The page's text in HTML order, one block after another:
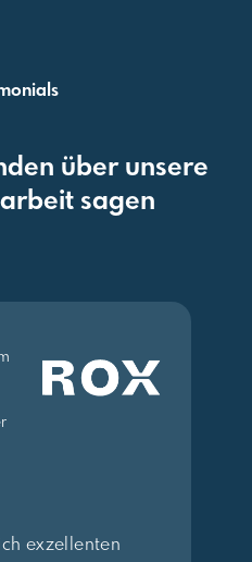
über unsere
sagen
exzellenten